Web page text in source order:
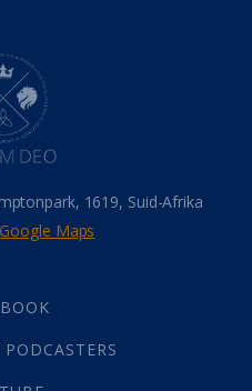
(1)
(19)
liggaam
(27)
(12)
1619, Suid-Afrika
Maps